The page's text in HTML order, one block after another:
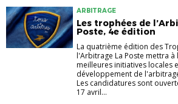
ARBITRAGE
Les trophées de
Poste, 4e édition
La quatrième édition des
l'Arbitrage La Poste mettra à
meilleures initiatives locales
développement de
Les candidatures sont
17 avril...